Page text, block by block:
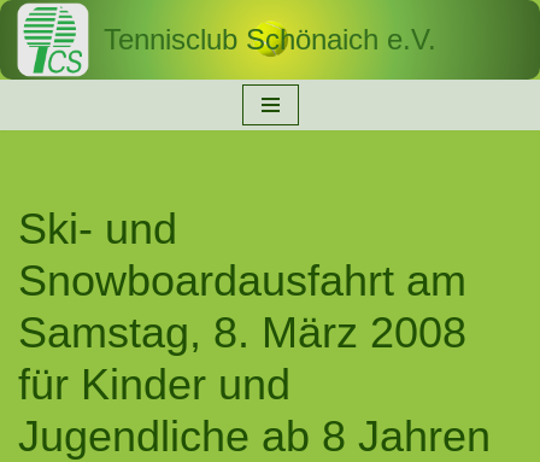
Zum
Tennisclub Schönaich e.V.
Ski- und
Snowboardausfahrt am
Samstag, 8. März 2008
für Kinder und
Jugendliche ab 8 Jahren